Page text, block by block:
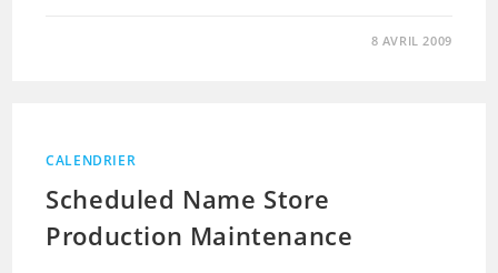
8 AVRIL 2009
CALENDRIER
Scheduled Name Store
Production Maintenance